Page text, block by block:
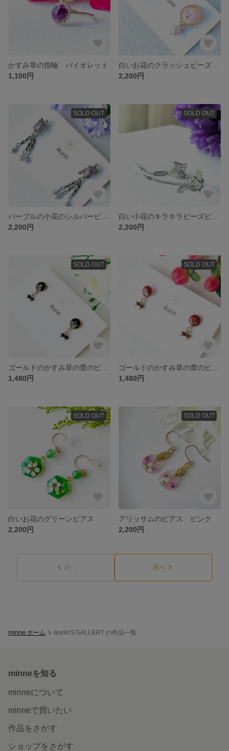
かすみ草の指輪 バイオレット
1,100円
2,200円
SOLD OUT
2,200円
SOLD OUT
2,200円
SOLD OUT
1,480円
SOLD OUT
1,480円
SOLD OUT
白いお花のグリーンピアス
2,200円
SOLD OUT
アリッサムのピアス ピンク
2,200円
前へ 次へ
minne ホーム ikurin'S GALLERY の作品一覧
minneを知る
minneについて
minneで買いたい
作品をさがす
ショップをさがす